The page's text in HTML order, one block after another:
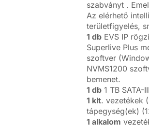
szabványt .
Az elérhető
területfigyelés,
1 db EVS IP
Superlive Plus
szoftver
NVMS1200
bemenet.
1 db 1 TB SATA-
1 klt. vezetékek
tápegység(ek)
1 alkalom